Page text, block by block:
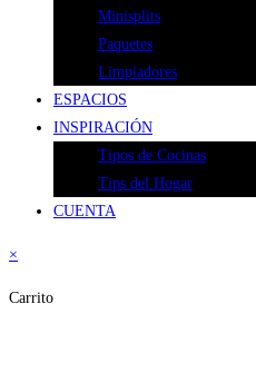
Minisplits
Paquetes
Limpiadores
ESPACIOS
INSPIRACIÓN
Tipos de Cocinas
Tips del Hogar
CUENTA
×
Carrito